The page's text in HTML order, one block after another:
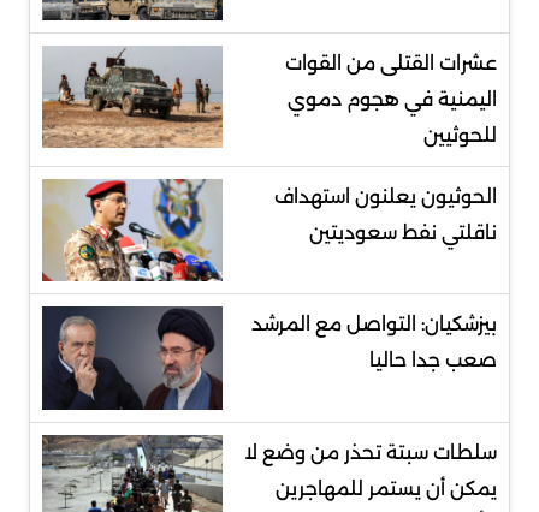
عشرات القتلى من القوات
اليمنية في هجوم دموي
للحوثيين
الحوثيون يعلنون استهداف
ناقلتي نفط سعوديتين
بيزشكيان: التواصل مع المرشد
صعب جدا حاليا
سلطات سبتة تحذر من وضع لا
يمكن أن يستمر للمهاجرين